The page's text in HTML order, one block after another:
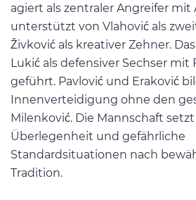
agiert als zentraler Angreifer mit
unterstützt von Vlahović als
Živković als kreativer Zehner.
Lukić als defensiver Sechser mit
geführt. Pavlović und Eraković
Innenverteidigung ohne den
Milenković. Die Mannschaft
Überlegenheit und gefährliche
Standardsituationen nach
Tradition.